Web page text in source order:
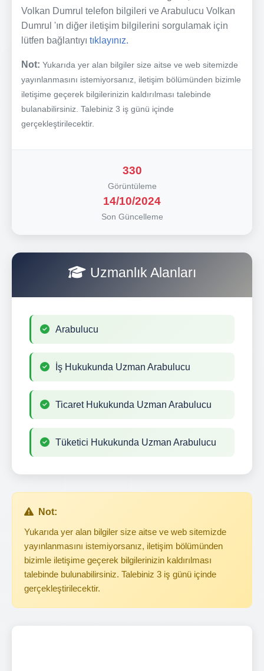
Volkan Dumrul telefon bilgileri ve Arabulucu Volkan
Dumrul 'ın diğer iletişim bilgilerini sorgulamak için
lütfen bağlantıyı tıklayınız.
Not: Yukarıda yer alan bilgiler size aitse ve web sitemizde
yayınlanmasını istemiyorsanız, iletişim bölümünden bizimle
iletişime geçerek bilgilerinizin kaldırılması talebinde
bulanabilirsiniz. Talebiniz 3 iş günü içinde
gerçekleştirilecektir.
330
Görüntüleme
14/10/2024
Son Güncelleme
Uzmanlık Alanları
Arabulucu
İş Hukukunda Uzman Arabulucu
Ticaret Hukukunda Uzman Arabulucu
Tüketici Hukukunda Uzman Arabulucu
Not:
Yukarıda yer alan bilgiler size aitse ve web sitemizde
yayınlanmasını istemiyorsanız, iletişim bölümünden
bizimle iletişime geçerek bilgilerinizin kaldırılması
talebinde bulunabilirsiniz. Talebiniz 3 iş günü içinde
gerçekleştirilecektir.